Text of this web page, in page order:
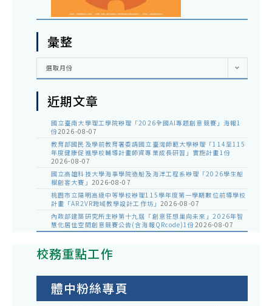
彙整
彙
選取月份
近期文章
國立臺南大學理工學院辦理「2026全國AI專題創意競賽」海報1
份2026-08-07
教育部國民及學前教育署委請國立臺灣師範大學辦理「114至115
年度健康促進學校輔導計畫師資專業成長研習」實施計畫1份
2026-08-07
國立高雄科技大學海事學院造船及海洋工程系辦理「2026學生船
模創客大賽」 2026-08-07
桃園市立陽明高級中等學校辦理115學年度第一學期數位前導學校
計畫「AR2VR跨域教學設計工作坊」 2026-08-07
內政部建築研究所主辦第十九屆「創意狂想巢向未來」2026年智
慧化居住空間創意競賽公告(含海報QRcode)1份2026-08-07
校務重點工作
體中粉絲專頁